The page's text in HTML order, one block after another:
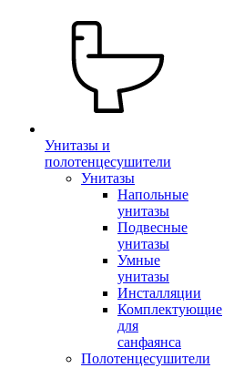
Унитазы и
полотенцесушители
Унитазы
Напольные
унитазы
Подвесные
унитазы
Умные
унитазы
Инсталляции
Комплектующие
для
санфаянса
Полотенцесушители